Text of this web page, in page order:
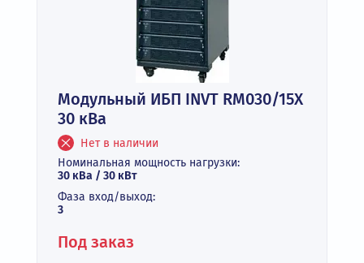
Модульный ИБП INVT RM030/15X
30 кВа
Нет в наличии
Номинальная мощность нагрузки:
30 кВа / 30 кВт
Фаза вход/выход:
3
Под заказ